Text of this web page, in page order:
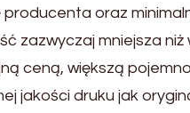
oraz
zazwyczaj mniejsza
ceną, większą
jakości druku jak